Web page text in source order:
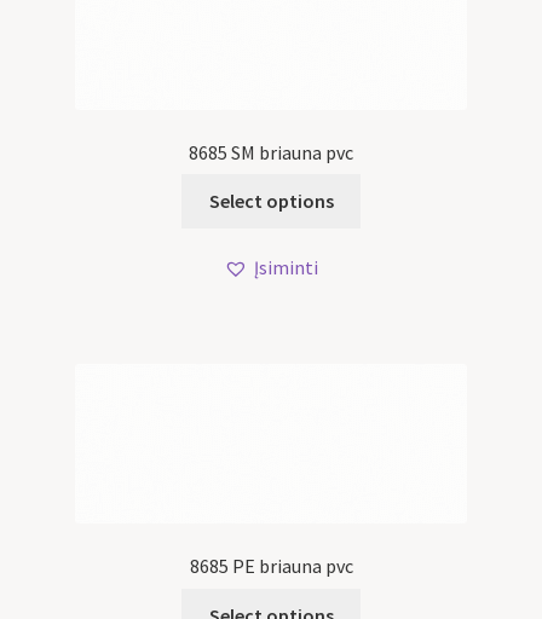
8685 SM briauna pvc
Select options
Įsiminti
8685 PE briauna pvc